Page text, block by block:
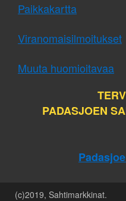
Paikkakartta
Viranomaisilmoitukset
Muuta huomioitavaa
PADASJOEN
(c)2019, Sahtimarkkinat.